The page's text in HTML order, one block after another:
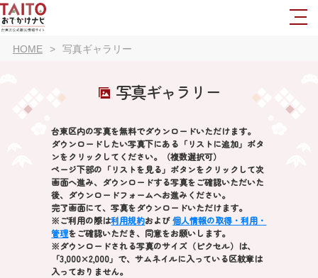
HOME 写真ギャラリー
写真ギャラリー
台東区内の写真を無料でダウンロードいただけます。
ダウンロードしたい写真下にある「リストに追加」ボタ
ンをクリックしてください。（複数選択可）
ページ下部の「リストを見る」ボタンをクリックして次
画面へ進み、ダウンロードする写真をご確認いただいた
後、ダウンロードフォームへお進みください。
完了画面にて、写真をダウンロードいただけます。
※ご利用の際は利用規約および個人情報の取得・利用・
管理をご確認いただき、同意をお願いします。
※ダウンロードされる写真のサイズ（ピクセル）は、
「3,000×2,000」で、サムネイルに入っている区紋章は
入っておりません。